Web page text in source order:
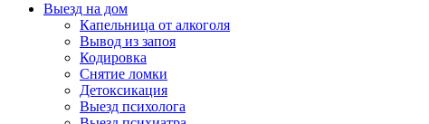
Выезд на дом
Капельница от алкоголя
Вывод из запоя
Кодировка
Снятие ломки
Детоксикация
Выезд психолога